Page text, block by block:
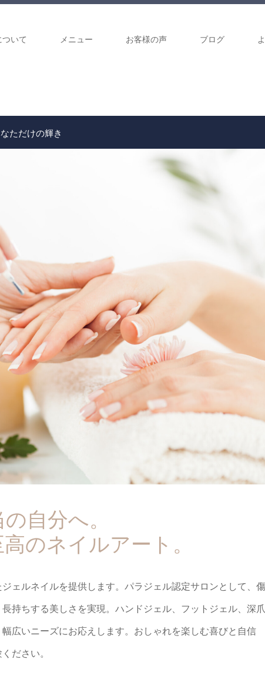
いて メニュー お客様の声 ブログ
ただけの輝き
自分へ。
のネイルアート。
ェルネイルを提供します。パラジェル認定サロンとして、傷
持ちする美しさを実現。ハンドジェル、フットジェル、深爪
広いニーズにお応えします。おしゃれを楽しむ喜びと自信
ださい。